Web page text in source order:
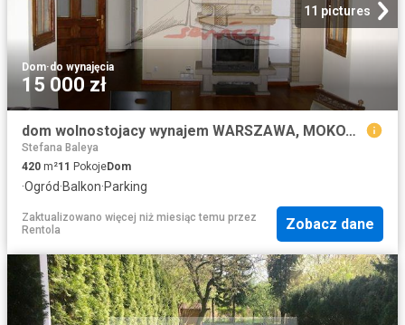
11 pictures
Dom·do wynajęcia
15 000 zł
dom wolnostojacy wynajem WARSZAWA, MOKOTÓW
Stefana Baleya
420 m²11 PokojeDom
·Ogród·Balkon·Parking
Zaktualizowano więcej niż miesiąc temu przez
Rentola
Zobacz dane